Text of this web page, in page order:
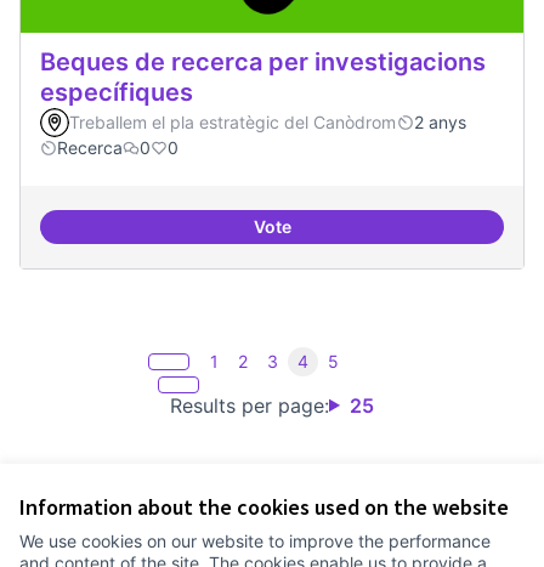
Information about the cookies used on the website
We use cookies on our website to improve the performance
and content of the site. The cookies enable us to provide a
Beques de recerca per investigacions
específiques
Treballem el pla estratègic del Canòdrom
2 anys
Recerca
0 0
VoteBeques de recerca per
Results per page: 25
1 2 3 4 5
Cookie settings